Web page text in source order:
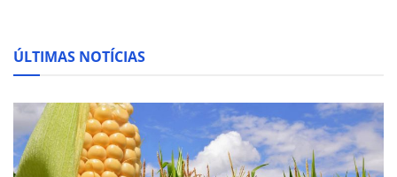
ÚLTIMAS NOTÍCIAS